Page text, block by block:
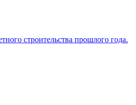
строительства прошлого года.